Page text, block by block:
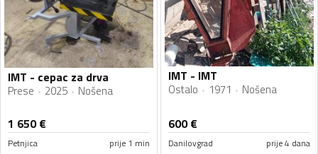
IMT - cepac za drva
Prese 2025 Nošena
1 650€
Petnjica prije 1 min
IMT - IMT
Ostalo 1971 Nošena
600€
Danilovgrad prije 4 dana